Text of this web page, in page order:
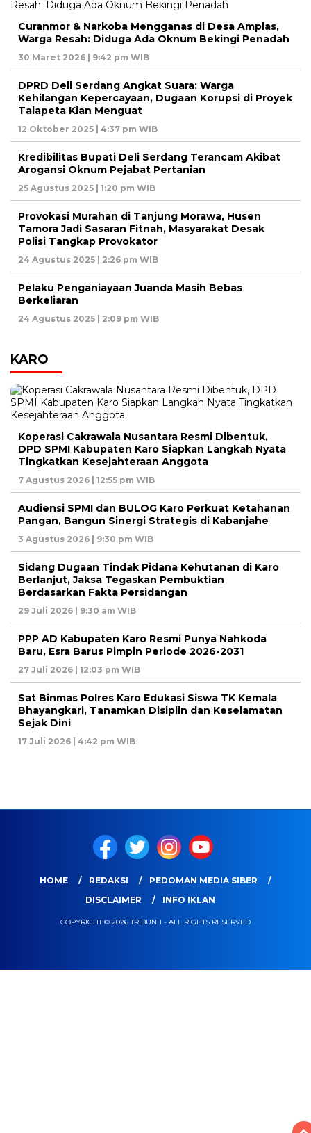
Curanmor & Narkoba Mengganas di Desa Amplas,
Warga Resah: Diduga Ada Oknum Bekingi Penadah
30 Maret 2026 | 9:42 pm WIB
DPRD Deli Serdang Angkat Suara: Warga
Kehilangan Kepercayaan, Dugaan Korupsi di Proyek
Talapeta Kian Menguat
12 Oktober 2025 | 4:37 pm WIB
Kredibilitas Bupati Deli Serdang Terancam Akibat
Arogansi Oknum Pejabat Pertanian
25 Agustus 2025 | 1:20 pm WIB
Provokasi Murahan di Tanjung Morawa, Husen
Tamora Jadi Sasaran Fitnah, Masyarakat Desak
Polisi Tangkap Provokator
24 Agustus 2025 | 2:26 pm WIB
Pelaku Penganiayaan Juanda Masih Bebas
Berkeliaran
24 Agustus 2025 | 2:09 pm WIB
KARO
Koperasi Cakrawala Nusantara Resmi Dibentuk,
DPD SPMI Kabupaten Karo Siapkan Langkah Nyata
Tingkatkan Kesejahteraan Anggota
7 Agustus 2026 | 12:55 pm WIB
Audiensi SPMI dan BULOG Karo Perkuat Ketahanan
Pangan, Bangun Sinergi Strategis di Kabanjahe
3 Agustus 2026 | 9:30 pm WIB
Sidang Dugaan Tindak Pidana Kehutanan di Karo
Berlanjut, Jaksa Tegaskan Pembuktian
Berdasarkan Fakta Persidangan
29 Juli 2026 | 9:30 am WIB
PPP AD Kabupaten Karo Resmi Punya Nahkoda
Baru, Esra Barus Pimpin Periode 2026-2031
27 Juli 2026 | 12:03 pm WIB
Sat Binmas Polres Karo Edukasi Siswa TK Kemala
Bhayangkari, Tanamkan Disiplin dan Keselamatan
Sejak Dini
17 Juli 2026 | 4:42 pm WIB
HOME REDAKSI
PEDOMAN MEDIA SIBER
DISCLAIMER
INFO IKLAN
COPYRIGHT © 2026 TRIBUN 1 - ALL RIGHTS RESERVED